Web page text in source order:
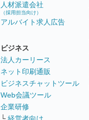
人材派遣会社
（採用担当向け）
アルバイト求人広告
ビジネス
法人カーリース
ネット印刷通販
ビジネスチャットツール
Web会議ツール
企業研修